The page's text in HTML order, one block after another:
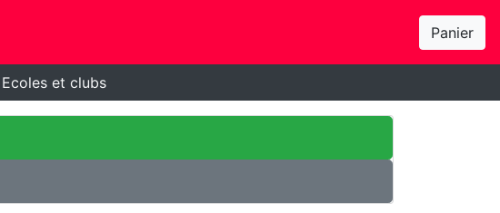
Panier
Ecoles et clubs